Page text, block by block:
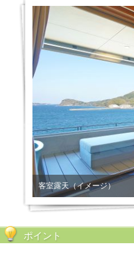
客室露天（イメージ）
ポイント